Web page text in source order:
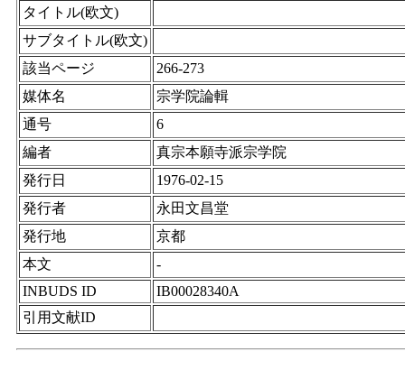
タイトル(欧文)
サブタイトル(欧文)
該当ページ
266-273
媒体名
宗学院論輯
通号
6
編者
真宗本願寺派宗学院
発行日
1976-02-15
発行者
永田文昌堂
発行地
京都
本文
-
INBUDS ID
IB00028340A
引用文献ID